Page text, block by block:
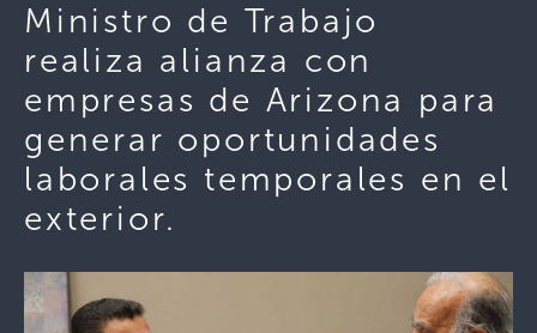
Ministro de Trabajo
realiza alianza con
empresas de Arizona para
generar oportunidades
laborales temporales en el
exterior.